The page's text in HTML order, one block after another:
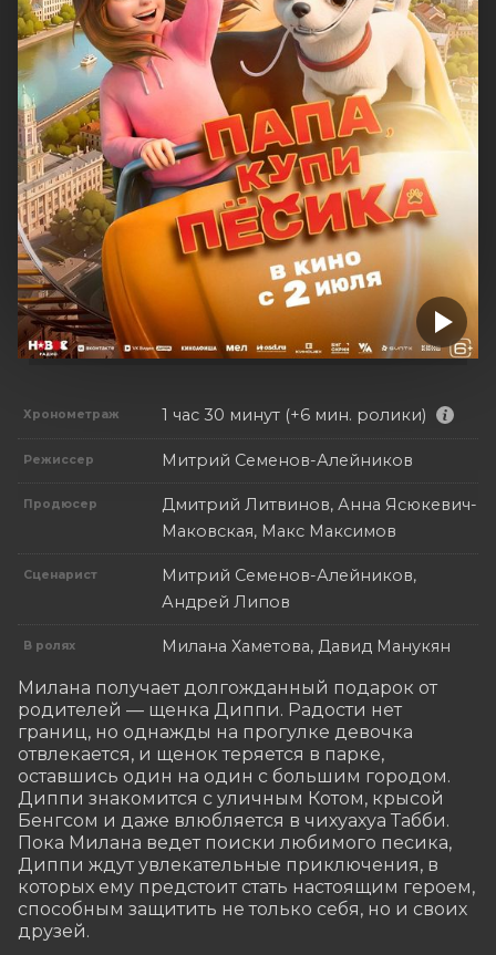
Хронометраж 1 час 30 минут (+6 мин. ролики)
Режиссер Митрий Семенов-Алейников
Продюсер
Дмитрий Литвинов, Анна Ясюкевич-
Маковская, Макс Максимов
Сценарист
Митрий Семенов-Алейников,
Андрей Липов
В ролях Милана Хаметова, Давид Манукян
Милана получает долгожданный подарок от
родителей — щенка Диппи. Радости нет
границ, но однажды на прогулке девочка
отвлекается, и щенок теряется в парке,
оставшись один на один с большим городом.
Диппи знакомится с уличным Котом, крысой
Бенгсом и даже влюбляется в чихуахуа Табби.
Пока Милана ведет поиски любимого песика,
Диппи ждут увлекательные приключения, в
которых ему предстоит стать настоящим героем,
способным защитить не только себя, но и своих
друзей.